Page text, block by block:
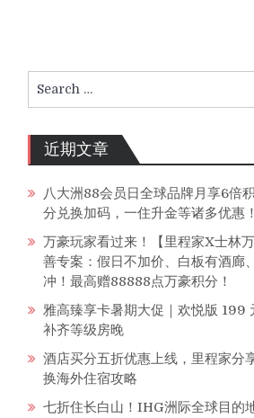
for:
近期文章
八大洲88会员日全球品牌月享6倍
分兑换加码，一住升金等诸多优惠！
万豪玩家看过来！【里程家X士林
善专案：假日不加价、白板有酒廊
冲！最高赠88888点万豪积分！
雅高臻享卡暑期大促｜欢悦版 199
补齐等级房晚
酒店买分五折优惠上线，里程家分
换海外住宿攻略
七折住长白山！IHG洲际全球目的